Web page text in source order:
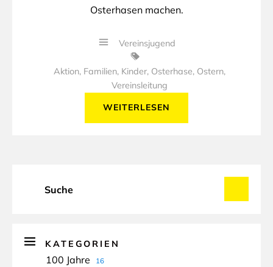
Osterhasen machen.
Vereinsjugend
Aktion, Familien, Kinder, Osterhase, Ostern,
Vereinsleitung
WEITERLESEN
KATEGORIEN
100 Jahre 16